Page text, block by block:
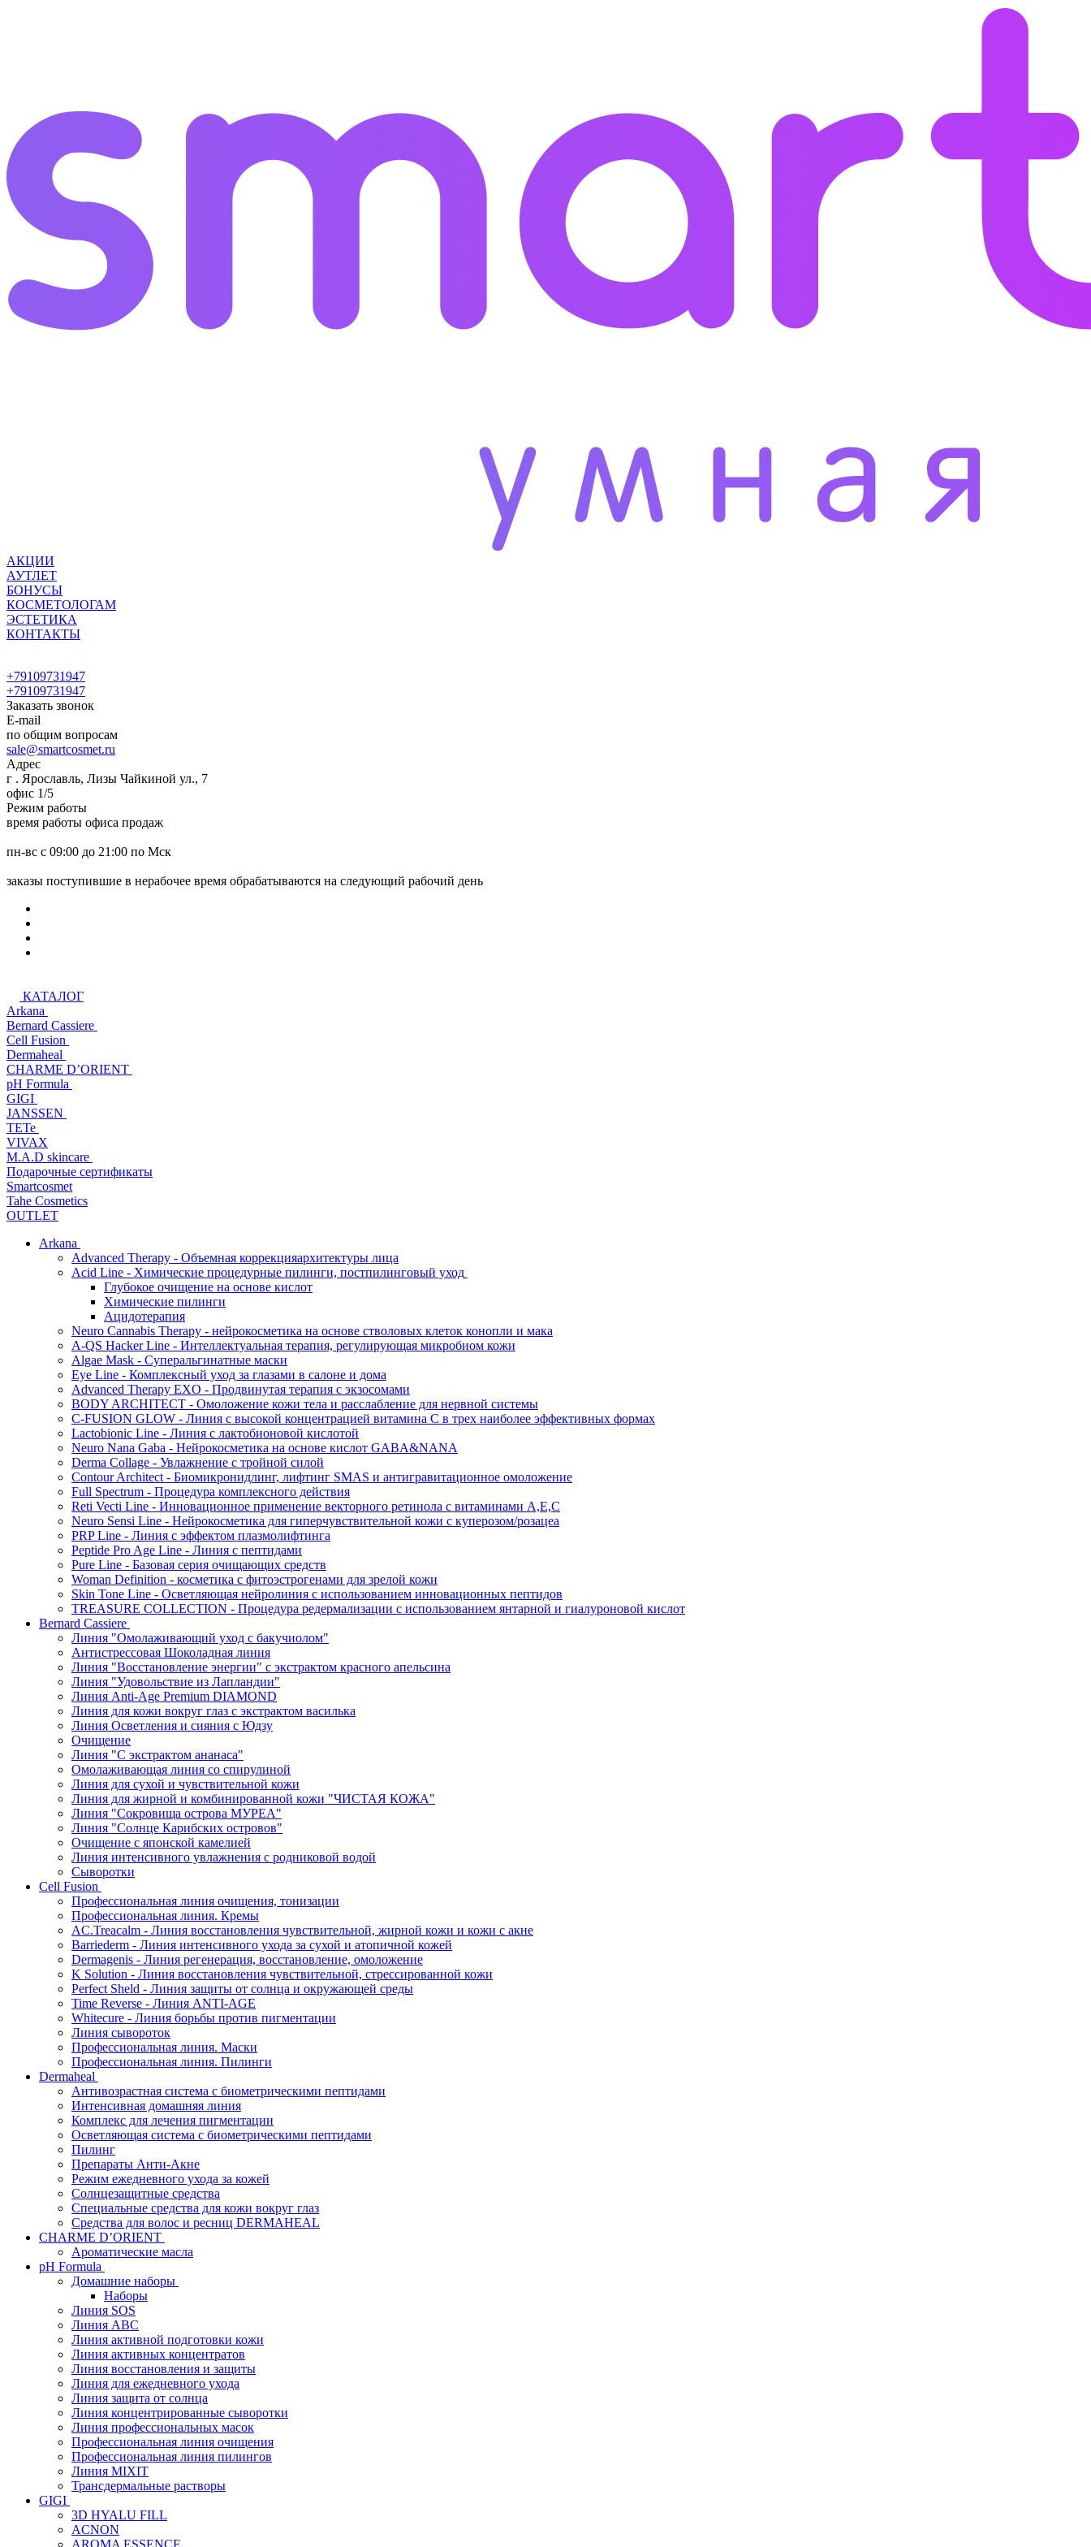
АКЦИИ
АУТЛЕТ
БОНУСЫ
КОСМЕТОЛОГАМ
ЭСТЕТИКА
КОНТАКТЫ
+79109731947
+79109731947
Заказать звонок
E-mail
по общим вопросам
sale@smartcosmet.ru
Адрес
г . Ярославль, Лизы Чайкиной ул., 7
офис 1/5
Режим работы
время работы офиса продаж
пн-вс с 09:00 до 21:00 по Мск
заказы поступившие в нерабочее время обрабатываются на следующий рабочий день
КАТАЛОГ
Arkana
Bernard Cassiere
Cell Fusion
Dermaheal
CHARME D’ORIENT
pH Formula
GIGI
JANSSEN
TETe
VIVAX
M.A.D skincare
Подарочные сертификаты
Smartcosmet
Tahe Cosmetics
OUTLET
Arkana
Advanced Therapy - Объемная коррекцияархитектуры лица
Acid Line - Химические процедурные пилинги, постпилинговый уход
Глубокое очищение на основе кислот
Химические пилинги
Ацидотерапия
Neuro Cannabis Therapy - нейрокосметика на основе стволовых клеток конопли и мака
A-QS Hacker Line - Интеллектуальная терапия, регулирующая микробиом кожи
Algae Mask - Суперальгинатные маски
Eye Line - Комплексный уход за глазами в салоне и дома
Advanced Therapy EXO - Продвинутая терапия с экзосомами
BODY ARCHITECT - Омоложение кожи тела и расслабление для нервной системы
C-FUSION GLOW - Линия с высокой концентрацией витамина C в трех наиболее эффективных формах
Lactobionic Line - Линия с лактобионовой кислотой
Neuro Nana Gaba - Нейрокосметика на основе кислот GABA&NANA
Derma Collage - Увлажнение с тройной силой
Contour Architect - Биомикронидлинг, лифтинг SMAS и антигравитационное омоложение
Full Spectrum - Процедура комплексного действия
Reti Vecti Line - Инновационное применение векторного ретинола с витаминами A,Е,С
Neuro Sensi Line - Нейрокосметика для гиперчувствительной кожи с куперозом/розацеа
PRP Line - Линия с эффектом плазмолифтинга
Peptide Pro Age Line - Линия с пептидами
Pure Line - Базовая серия очищающих средств
Woman Definition - косметика с фитоэстрогенами для зрелой кожи
Skin Tone Line - Осветляющая нейролиния с использованием инновационных пептидов
TREASURE COLLECTION - Процедура редермализации с использованием янтарной и гиалуроновой кислот
Bernard Cassiere
Линия "Омолаживающий уход с бакучиолом"
Антистрессовая Шоколадная линия
Линия "Восстановление энергии" с экстрактом красного апельсина
Линия "Удовольствие из Лапландии"
Линия Anti-Age Premium DIAMOND
Линия для кожи вокруг глаз с экстрактом василька
Линия Осветления и сияния с Юдзу
Очищение
Линия "С экстрактом ананаса"
Омолаживающая линия со спирулиной
Линия для сухой и чувствительной кожи
Линия для жирной и комбинированной кожи "ЧИСТАЯ КОЖА"
Линия "Сокровища острова МУРЕА"
Линия "Солнце Карибских островов"
Очищение с японской камелией
Линия интенсивного увлажнения с родниковой водой
Сыворотки
Cell Fusion
Профессиональная линия очищения, тонизации
Профессиональная линия. Кремы
AC.Treacalm - Линия восстановления чувствительной, жирной кожи и кожи с акне
Barriederm - Линия интенсивного ухода за сухой и атопичной кожей
Dermagenis - Линия регенерация, восстановление, омоложение
K Solution - Линия восстановления чувствительной, стрессированной кожи
Perfect Sheld - Линия защиты от солнца и окружающей среды
Time Reverse - Линия ANTI-AGE
Whitecure - Линия борьбы против пигментации
Линия сывороток
Профессиональная линия. Маски
Профессиональная линия. Пилинги
Dermaheal
Антивозрастная система с биометрическими пептидами
Интенсивная домашняя линия
Комплекс для лечения пигментации
Осветляющая система с биометрическими пептидами
Пилинг
Препараты Анти-Акне
Режим ежедневного ухода за кожей
Солнцезащитные средства
Специальные средства для кожи вокруг глаз
Средства для волос и ресниц DERMAHEAL
CHARME D’ORIENT
Ароматические масла
pH Formula
Домашние наборы
Наборы
Линия SOS
Линия АВС
Линия активной подготовки кожи
Линия активных концентратов
Линия восстановления и защиты
Линия для ежедневного ухода
Линия защита от солнца
Линия концентрированные сыворотки
Линия профессиональных масок
Профессиональная линия очищения
Профессиональная линия пилингов
Линия MIXIT
Трансдермальные растворы
GIGI
3D HYALU FILL
ACNON
AROMA ESSENCE